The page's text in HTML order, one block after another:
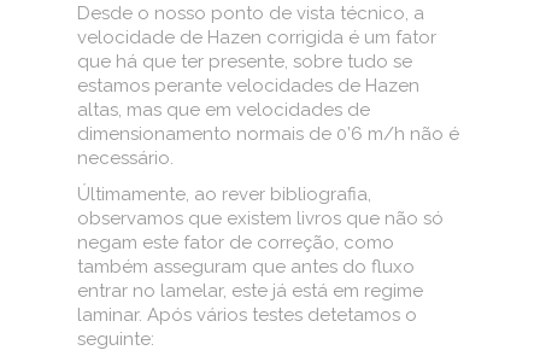
Desde o nosso ponto de vista técnico, a
velocidade de Hazen corrigida é um fator
que há que ter presente, sobre tudo se
estamos perante velocidades de Hazen
altas, mas que em velocidades de
dimensionamento normais de 0’6 m/h não é
necessário.
Últimamente, ao rever bibliografia,
observamos que existem livros que não só
negam este fator de correção, como
também asseguram que antes do fluxo
entrar no lamelar, este já está em regime
laminar. Após vários testes detetamos o
seguinte: